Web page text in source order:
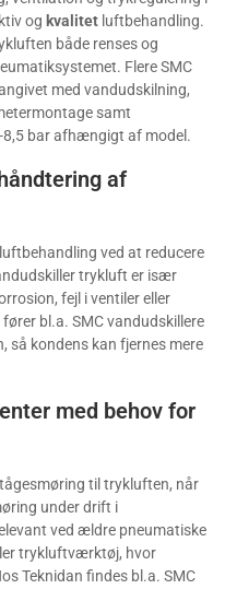
og kvalitet luftbehandling.
både renses og
Flere SMC
med vandudskilning,
samt
8,5 bar afhængigt af model.
af
ved at reducere
trykluft er især
fejl i ventiler eller
bl.a. SMC vandudskillere
så kondens kan fjernes mere
med behov for
til trykluften, når
under drift i
ved ældre pneumatiske
trykluftværktøj, hvor
Teknidan findes bl.a. SMC